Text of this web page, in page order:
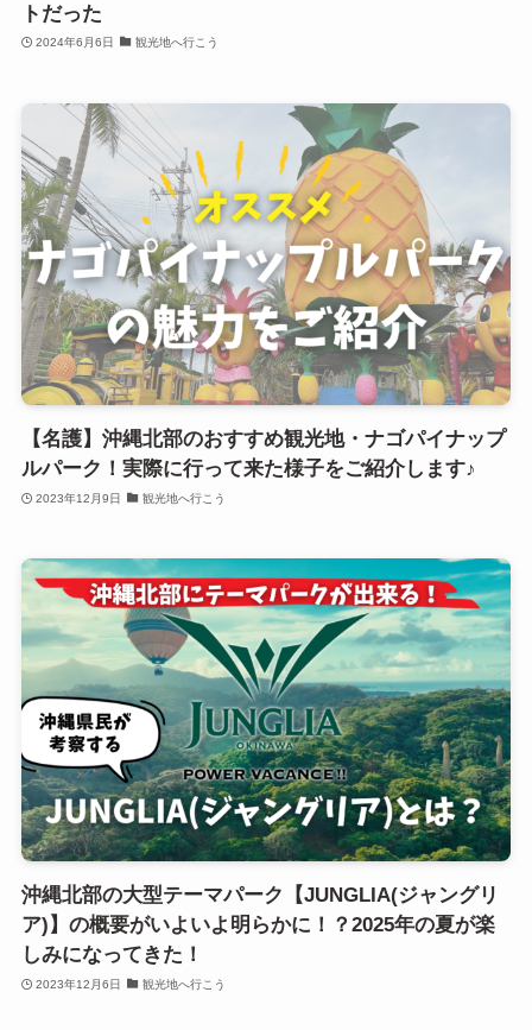
トだった
2024年6月6日 観光地へ行こう
【名護】沖縄北部のおすすめ観光地・ナゴパイナップ
ルパーク！実際に行って来た様子をご紹介します♪
2023年12月9日 観光地へ行こう
沖縄北部の大型テーマパーク【JUNGLIA(ジャングリ
ア)】の概要がいよいよ明らかに！？2025年の夏が楽
しみになってきた！
2023年12月6日 観光地へ行こう